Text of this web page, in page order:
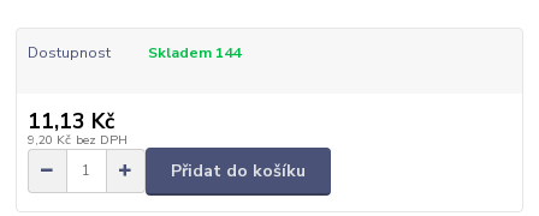
Dostupnost Skladem 144
11,13 Kč
9,20 Kč bez DPH
Přidat do košíku